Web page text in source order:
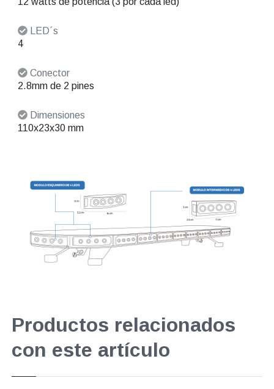
LED´s
4
Conector
2.8mm de 2 pines
Dimensiones
110x23x30 mm
Productos relacionados
con este artículo